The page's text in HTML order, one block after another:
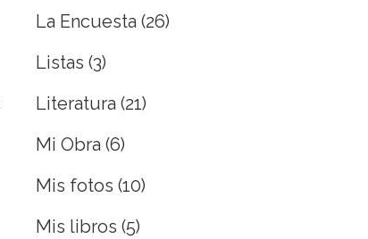
La Encuesta (26)
Listas (3)
Literatura (21)
Mi Obra (6)
Mis fotos (10)
Mis libros (5)